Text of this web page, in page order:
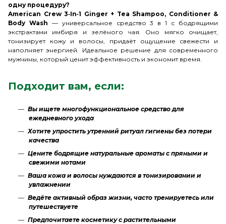
одну процедуру?
American Crew 3‑In‑1 Ginger + Tea Shampoo, Conditioner &
Body Wash — универсальное средство 3 в 1 с бодрящими
экстрактами имбиря и зелёного чая. Оно мягко очищает,
тонизирует кожу и волосы, придаёт ощущение свежести и
наполняет энергией. Идеальное решение для современного
мужчины, который ценит эффективность и экономит время.
Подходит вам, если:
Вы ищете многофункциональное средство для
ежедневного ухода
Хотите упростить утренний ритуал гигиены без потери
качества
Цените бодрящие натуральные ароматы с пряными и
свежими нотами
Ваша кожа и волосы нуждаются в тонизировании и
увлажнении
Ведёте активный образ жизни, часто тренируетесь или
путешествуете
Предпочитаете косметику с растительными